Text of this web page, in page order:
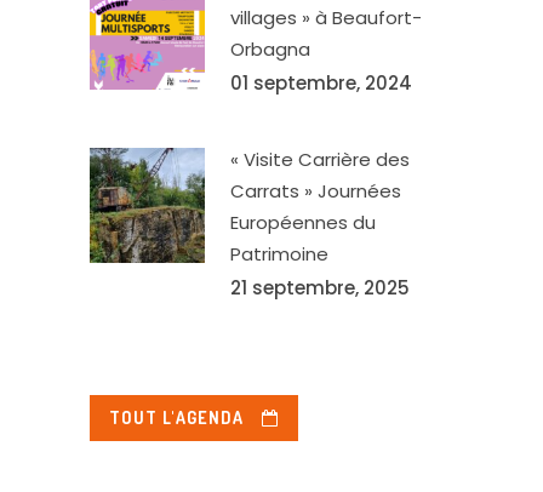
villages » à Beaufort-
Orbagna
01 septembre, 2024
« Visite Carrière des
Carrats » Journées
Européennes du
Patrimoine
21 septembre, 2025
TOUT L'AGENDA